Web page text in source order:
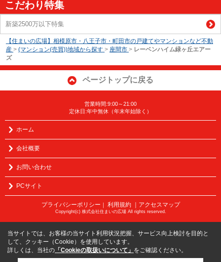
こだわり特集
新築2500万以下特集
【住まいの広場】相模原市・八王子市・町田市の戸建てやマンションなど不動
産 > (マンション(売買))地域から探す > 座間市 > レーベンハイム緑ヶ丘エアー
ズ
ページトップに戻る
営業時間:9:00～21:00
定休日:年中無休（年末年始除く）
ホーム
会社概要
お問い合わせ
PCサイト
プライバシーポリシー 利用規約 ｜アクセスマップ
Copyright(c) 株式会社住まいの広場 All rights reserved.
当サイトでは、お客様の当サイト利用状況把握、サービス向上検討を目的と
して、クッキー（Cookie）を使用しています。
詳しくは、当社の 「Cookieの取扱いについて」 をご確認ください。